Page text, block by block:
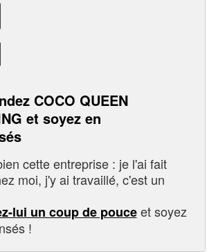
COCO QUEEN
et soyez en
cette entreprise : je l'ai fait
moi, j'y ai travaillé, c'est un
lui un coup de pouceet soyez
!